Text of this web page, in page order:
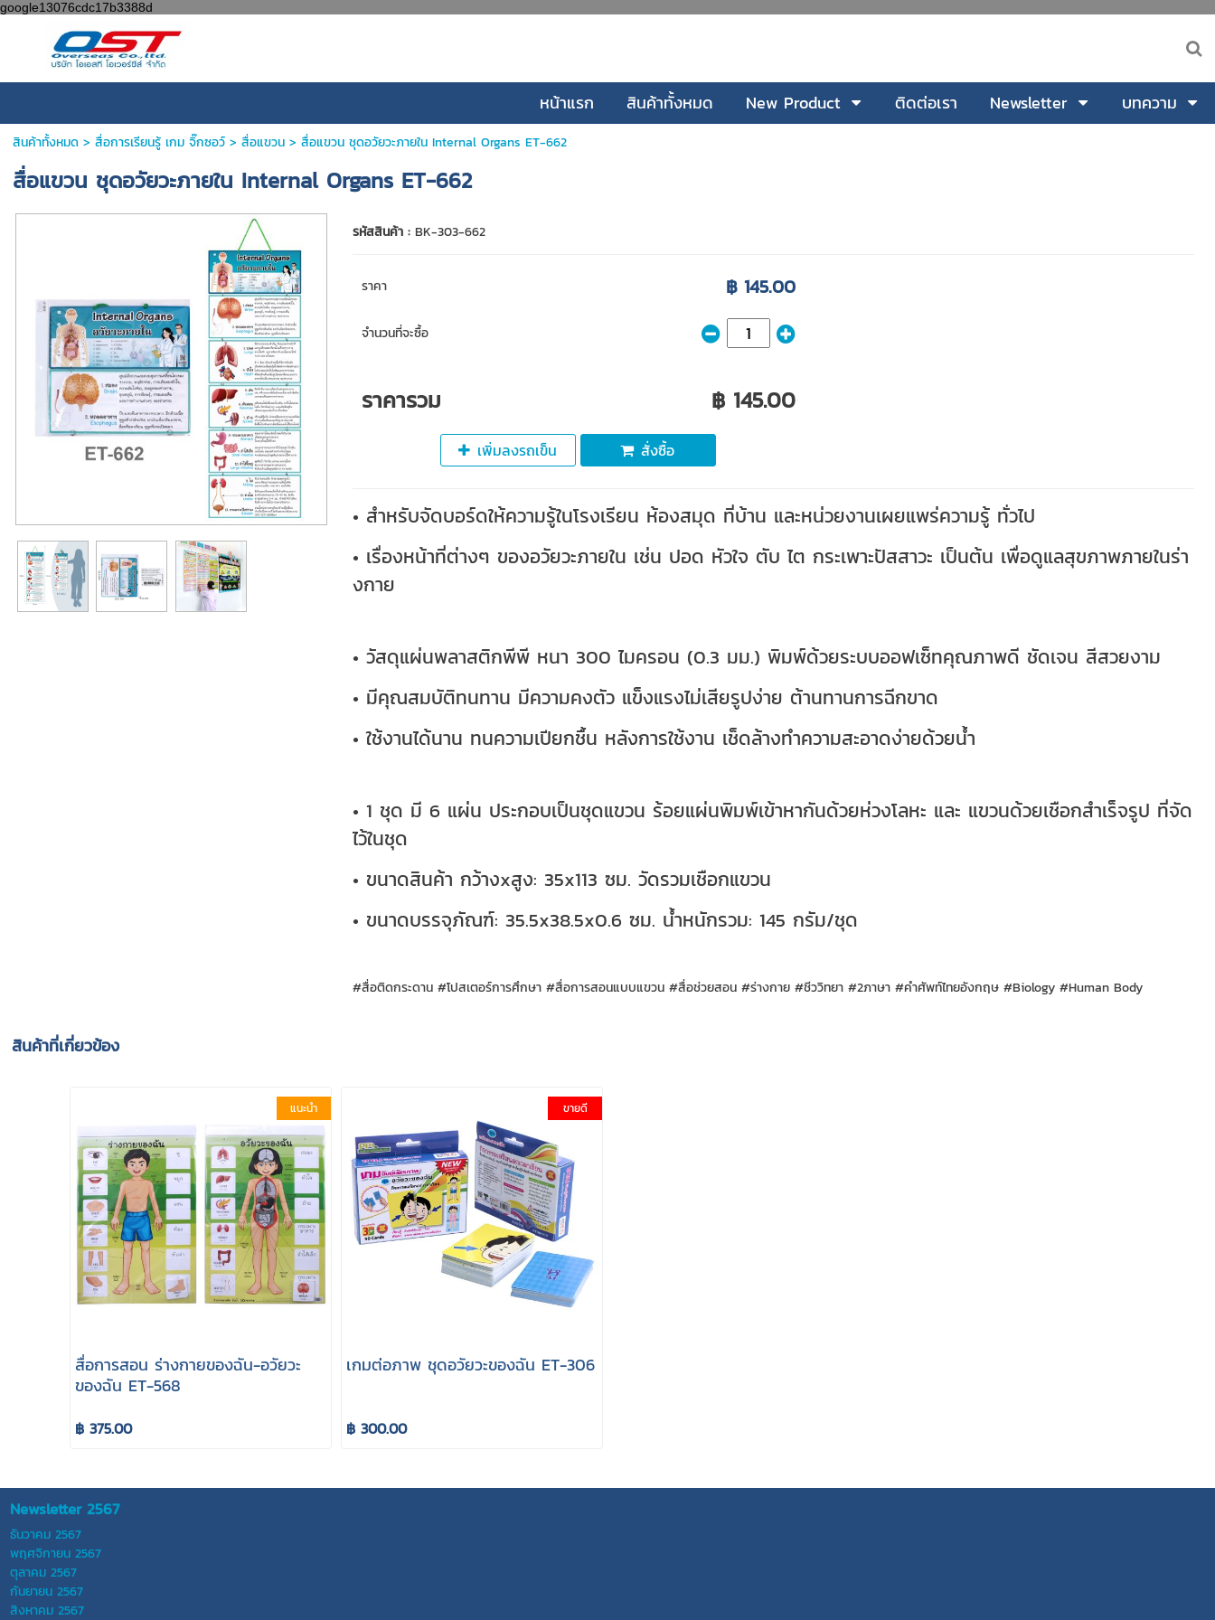
google13076cdc17b3388d
หน้าแรก สินค้าทั้งหมด New Product ติดต่อเรา Newsletter บทความ
สินค้าทั้งหมด> สื่อการเรียนรู้ เกม จิ๊กซอว์ > สื่อแขวน> สื่อแขวน ชุดอวัยวะภายใน Internal Organs ET-662
สื่อแขวน ชุดอวัยวะภายใน Internal Organs ET-662
รหัสสินค้า : BK-303-662
ราคา ฿ 145.00
จำนวนที่จะซื้อ
ราคารวม ฿ 145.00
เพิ่มลงรถเข็น สั่งซื้อ
• สำหรับจัดบอร์ดให้ความรู้ในโรงเรียน ห้องสมุด ที่บ้าน และหน่วยงานเผยแพร่ความรู้ ทั่วไป
• เรื่องหน้าที่ต่างๆ ของอวัยวะภายใน เช่น ปอด หัวใจ ตับ ไต กระเพาะปัสสาวะ เป็นต้น เพื่อดูแลสุขภาพภายในร่า
งกาย
• วัสดุแผ่นพลาสติกพีพี หนา 300 ไมครอน (0.3 มม.) พิมพ์ด้วยระบบออฟเซ็ทคุณภาพดี ชัดเจน สีสวยงาม
• มีคุณสมบัติทนทาน มีความคงตัว แข็งแรงไม่เสียรูปง่าย ต้านทานการฉีกขาด
• ใช้งานได้นาน ทนความเปียกชื้น หลังการใช้งาน เช็ดล้างทำความสะอาดง่ายด้วยน้ำ
• 1 ชุด มี 6 แผ่น ประกอบเป็นชุดแขวน ร้อยแผ่นพิมพ์เข้าหากันด้วยห่วงโลหะ และ แขวนด้วยเชือกสำเร็จรูป ที่จัด
ไว้ในชุด
• ขนาดสินค้า กว้างxสูง: 35x113 ซม. วัดรวมเชือกแขวน
• ขนาดบรรจุภัณฑ์: 35.5x38.5x0.6 ซม. น้ำหนักรวม: 145 กรัม/ชุด
#สื่อติดกระดาน #โปสเตอร์การศึกษา #สื่อการสอนแบบแขวน #สื่อช่วยสอน #ร่างกาย #ชีววิทยา #2ภาษา #คำศัพท์ไทยอังกฤษ #Biology #Human Body
สินค้าที่เกี่ยวข้อง
แนะนำ
สื่อการสอน ร่างกายของฉัน-อวัยวะ
ของฉัน ET-568
฿ 375.00
ขายดี
เกมต่อภาพ ชุดอวัยวะของฉัน ET-306
฿ 300.00
Newsletter 2567
ธันวาคม 2567
พฤศจิกายน 2567
ตุลาคม 2567
กันยายน 2567
สิงหาคม 2567